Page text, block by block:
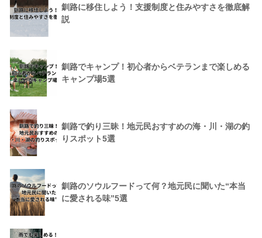
釧路に移住しよう！支援制度と住みやすさを徹底解
説
釧路でキャンプ！初心者からベテランまで楽しめる
キャンプ場5選
釧路で釣り三昧！地元民おすすめの海・川・湖の釣
りスポット5選
釧路のソウルフードって何？地元民に聞いた“本当
に愛される味”5選